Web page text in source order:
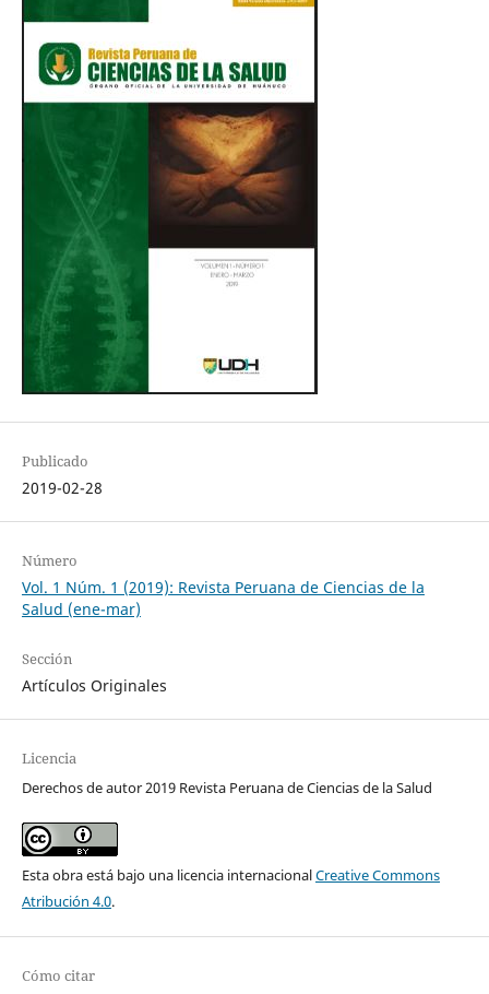
Publicado
2019-02-28
Número
Vol. 1 Núm. 1 (2019): Revista Peruana de Ciencias de la
Salud (ene-mar)
Sección
Artículos Originales
Licencia
Derechos de autor 2019 Revista Peruana de Ciencias de la Salud
Esta obra está bajo una licencia internacionalCreative Commons
Atribución 4.0.
Cómo citar